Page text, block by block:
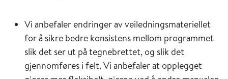
Vi anbefaler endringer av veiledningsmateriellet
for å sikre bedre konsistens mellom programmet
slik det ser ut på tegnebrettet, og slik det
gjennomføres i felt. Vi anbefaler at opplegget